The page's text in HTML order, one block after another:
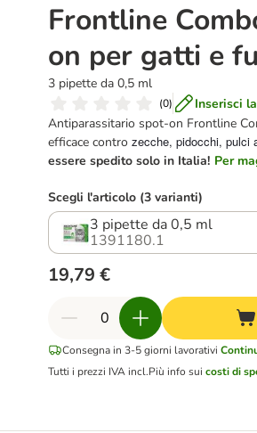
Frontline
on per gatti e
3 pipette da 0,5 ml
(0)
Inserisci
Antiparassitario spot-on Frontline
efficace controzecche, pidocchi, pulci
essere spedito solo in Italia! Per
Scegli l'articolo (3 varianti)
3 pipette da 0,5 ml
1391180.1
19,79 €
Consegna in 3-5 giorni lavorativi
Tutti i prezzi IVA incl.Più info suicosti di